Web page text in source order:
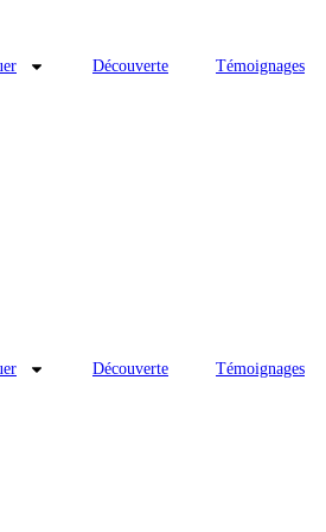
Découverte Témoignages
Découverte Témoignages